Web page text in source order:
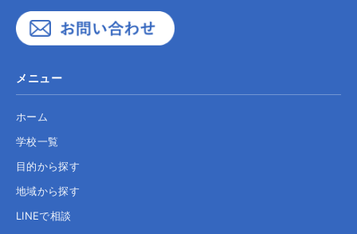
メニュー
ホーム
学校一覧
目的から探す
地域から探す
LINEで相談